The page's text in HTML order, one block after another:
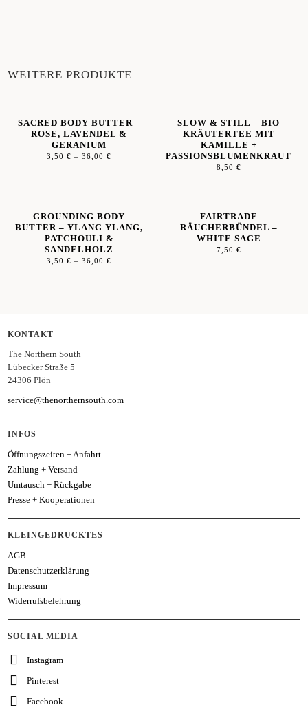
WEITERE PRODUKTE
SACRED BODY BUTTER –
ROSE, LAVENDEL &
GERANIUM
3,50€ –36,00€
SLOW & STILL – BIO
KRÄUTERTEE MIT
KAMILLE +
PASSIONSBLUMENKRAUT
8,50 €
GROUNDING BODY
BUTTER – YLANG YLANG,
PATCHOULI &
SANDELHOLZ
3,50€ –36,00€
FAIRTRADE
RÄUCHERBÜNDEL –
WHITE SAGE
7,50 €
KONTAKT
The Northern South
Lübecker Straße 5
24306 Plön
service@thenorthernsouth.com
INFOS
Öffnungszeiten + Anfahrt
Zahlung + Versand
Umtausch + Rückgabe
Presse + Kooperationen
KLEINGEDRUCKTES
AGB
Datenschutzerklärung
Impressum
Widerrufsbelehrung
SOCIAL MEDIA
Instagram
Pinterest
Facebook